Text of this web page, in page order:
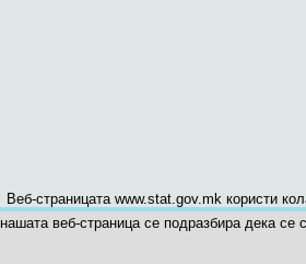
Веб-страницата www.stat.gov.mk користи
нашата веб-страница се подразбира дека се